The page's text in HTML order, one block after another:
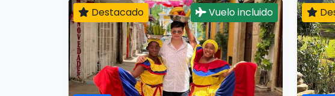
Destacado Vuelo incluido